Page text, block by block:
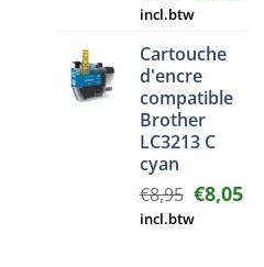
prix
était :
€5,95.
incl.btw
Cartouche
d'encre
compatible
Brother
LC3213 C
cyan
€8,95 Le
prix
€8,05Le
incl.btw